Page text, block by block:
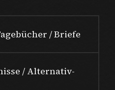
/ Briefe
/ Alternativ-